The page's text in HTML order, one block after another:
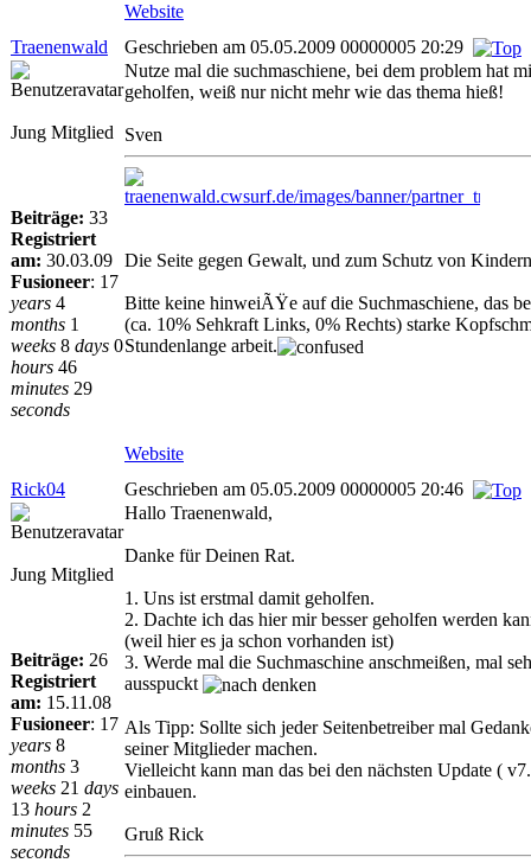
Website
Traenenwald
Geschrieben am 05.05.2009 00000005 20:29
Jung Mitglied
Beiträge: 33
Registriert
am: 30.03.09
Fusioneer: 17
years 4
months 1
weeks 8 days 0
hours 46
minutes 29
seconds
Nutze mal die suchmaschiene, bei dem problem hat
geholfen, weiß nur nicht mehr wie das thema hieß!
Sven
Die Seite gegen Gewalt, und zum Schutz von
Bitte keine hinweiÃŸe auf die Suchmaschiene, das
(ca. 10% Sehkraft Links, 0% Rechts) starke
Stundenlange arbeit.
Website
Rick04
Geschrieben am 05.05.2009 00000005 20:46
Jung Mitglied
Beiträge: 26
Registriert
am: 15.11.08
Fusioneer: 17
years 8
months 3
weeks 21 days
13 hours 2
minutes 55
seconds
Hallo Traenenwald,
Danke für Deinen Rat.
1. Uns ist erstmal damit geholfen.
2. Dachte ich das hier mir besser geholfen werden
(weil hier es ja schon vorhanden ist)
3. Werde mal die Suchmaschine anschmeißen, mal
ausspuckt
Als Tipp: Sollte sich jeder Seitenbetreiber mal
seiner Mitglieder machen.
Vielleicht kann man das bei den nächsten Update (
einbauen.
Gruß Rick